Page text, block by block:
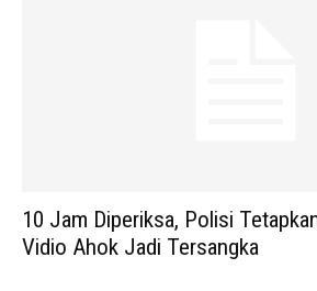
10 Jam Diperiksa, Polisi
Vidio Ahok Jadi Tersangka